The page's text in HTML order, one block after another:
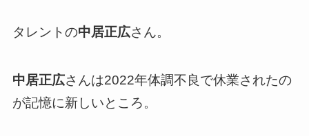
タレントの中居正広さん。
中居正広さんは2022年体調不良で休業されたの
が記憶に新しいところ。